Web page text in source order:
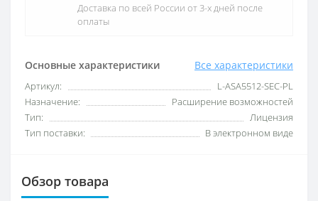
Основные характеристики Все характеристики
Артикул:
L-ASA5512-SEC-PL
Назначение:
Расширение возможностей
Тип:
Лицензия
Тип поставки:
В электронном виде
Доставка по всей России от 3-х дней после
оплаты
Обзор товара